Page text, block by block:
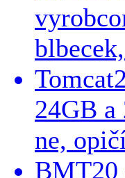
24GB
ne,
BMT20